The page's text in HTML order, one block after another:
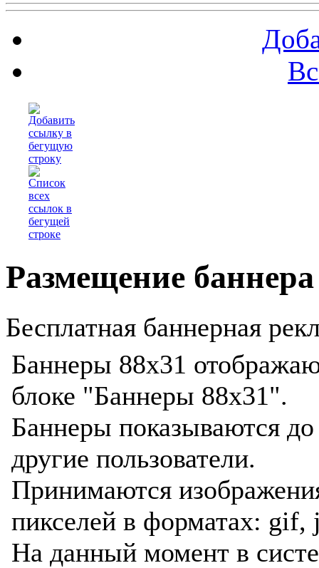
Размещение
Бесплатная баннерная
Баннеры 88x31
блоке "Баннеры 88х31".
Баннеры показываются
другие пользователи.
Принимаются
пикселей в форматах: gif,
На данный момент в